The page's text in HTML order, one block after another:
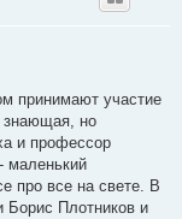
принимают участие
знающая, но
и профессор
маленький
про все на свете. В
Борис Плотников и